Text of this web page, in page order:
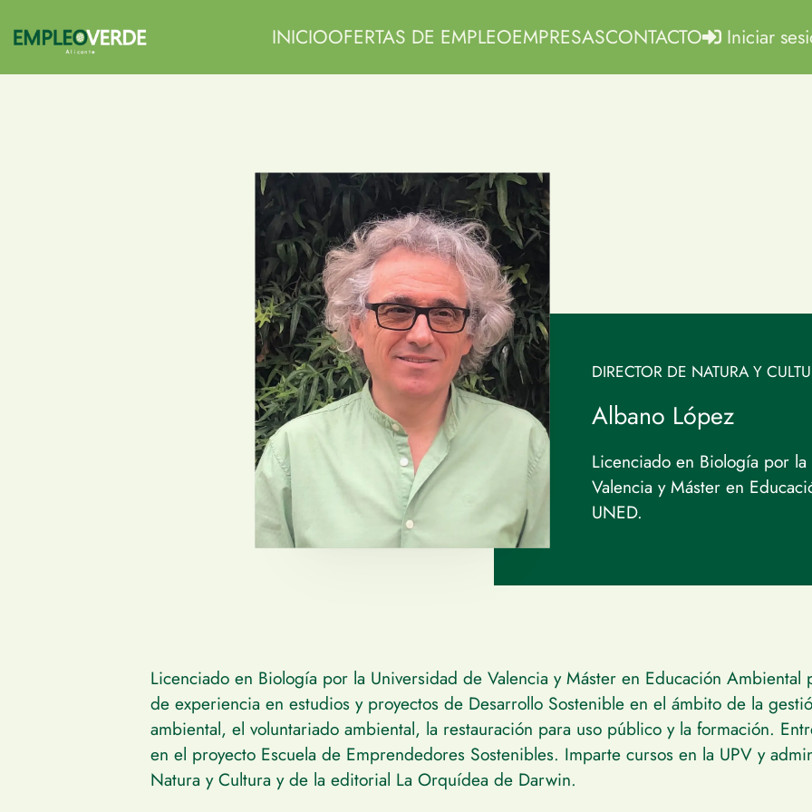
INICIOOFERTAS DE EMPLEOEMPRESASCONTACTO Iniciar
DIRECTOR DE NATURA Y
Albano López
Licenciado en Biología por
Valencia y Máster en
UNED.
Licenciado en Biología por la Universidad de Valencia y Máster en Educación Ambiental
de experiencia en estudios y proyectos de Desarrollo Sostenible en el ámbito de la
ambiental, el voluntariado ambiental, la restauración para uso público y la formación.
en el proyecto Escuela de Emprendedores Sostenibles. Imparte cursos en la UPV y
Natura y Cultura y de la editorial La Orquídea de Darwin.